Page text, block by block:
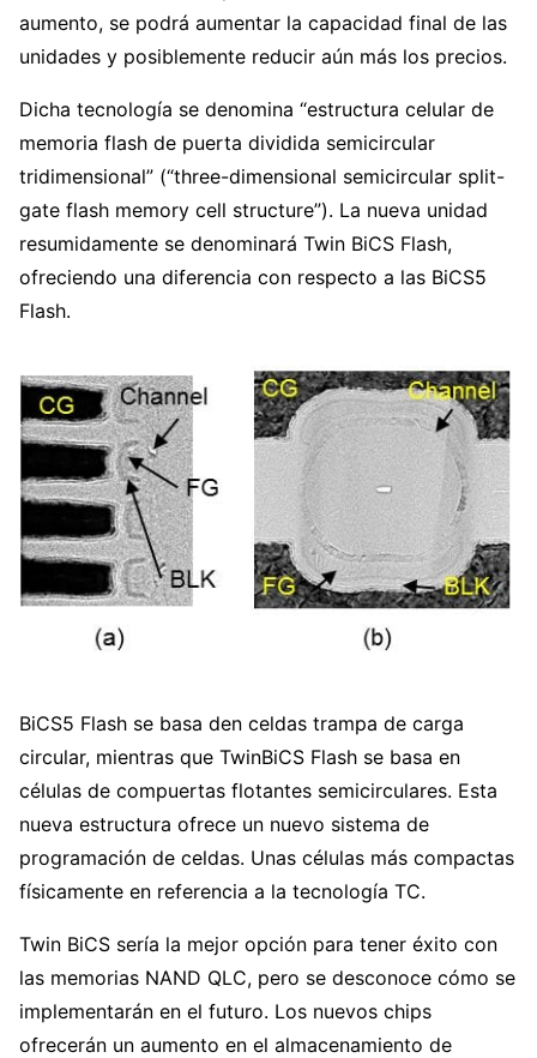
aumento, se podrá aumentar la capacidad final de las
unidades y posiblemente reducir aún más los precios.
Dicha tecnología se denomina “estructura celular de
memoria flash de puerta dividida semicircular
tridimensional” (“three-dimensional semicircular split-
gate flash memory cell structure”). La nueva unidad
resumidamente se denominará Twin BiCS Flash,
ofreciendo una diferencia con respecto a las BiCS5
Flash.
BiCS5 Flash se basa den celdas trampa de carga
circular, mientras que TwinBiCS Flash se basa en
células de compuertas flotantes semicirculares. Esta
nueva estructura ofrece un nuevo sistema de
programación de celdas. Unas células más compactas
físicamente en referencia a la tecnología TC.
Twin BiCS sería la mejor opción para tener éxito con
las memorias NAND QLC, pero se desconoce cómo se
implementarán en el futuro. Los nuevos chips
ofrecerán un aumento en el almacenamiento de